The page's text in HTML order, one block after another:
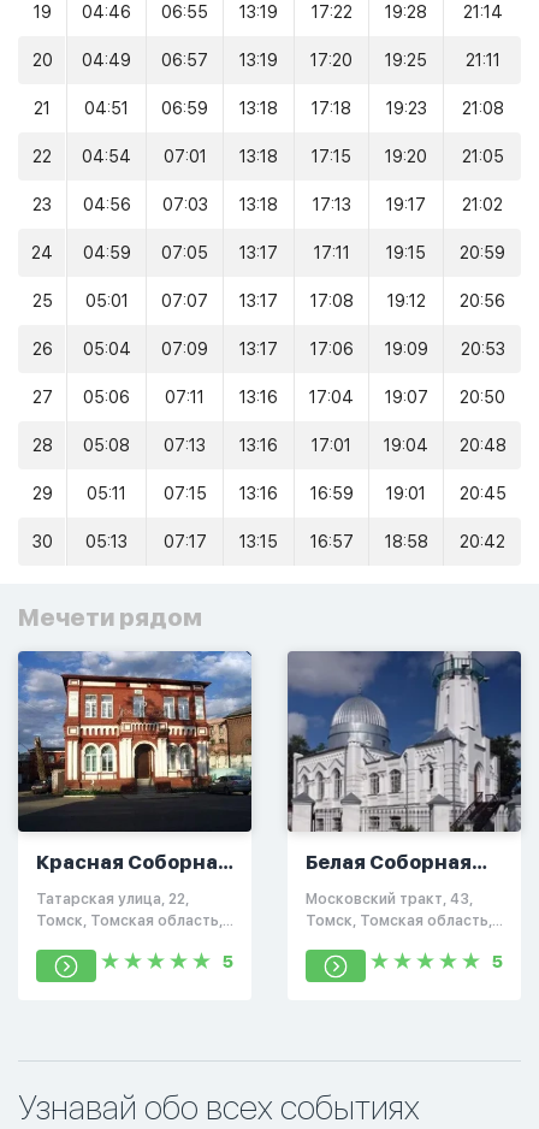
19 04:46 06:55 13:19 17:22 19:28 21:14
20 04:49 06:57 13:19 17:20 19:25 21:11
21 04:51 06:59 13:18 17:18 19:23 21:08
22 04:54 07:01 13:18 17:15 19:20 21:05
23 04:56 07:03 13:18 17:13 19:17 21:02
24 04:59 07:05 13:17 17:11 19:15 20:59
25 05:01 07:07 13:17 17:08 19:12 20:56
26 05:04 07:09 13:17 17:06 19:09 20:53
27 05:06 07:11 13:16 17:04 19:07 20:50
28 05:08 07:13 13:16 17:01 19:04 20:48
29 05:11 07:15 13:16 16:59 19:01 20:45
30 05:13 07:17 13:15 16:57 18:58 20:42
Мечети рядом
Красная Соборная
Мечеть
Татарская улица, 22,
Томск, Томская область,
5
Белая Соборная
Мечеть
Московский тракт, 43,
Томск, Томская область,
5
Узнавай обо всех событиях